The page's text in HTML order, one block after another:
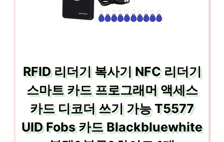
RFID 리더기 복사기 NFC 리더기
스마트 카드 프로그래머 액세스
카드 디코더 쓰기 가능 T5577
UID Fobs 카드 Blackbluewhite